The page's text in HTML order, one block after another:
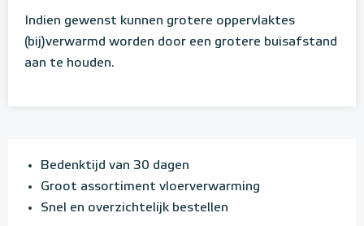
Indien gewenst kunnen grotere oppervlaktes
(bij)verwarmd worden door een grotere buisafstand
aan te houden.
Bedenktijd van 30 dagen
Groot assortiment vloerverwarming
Snel en overzichtelijk bestellen